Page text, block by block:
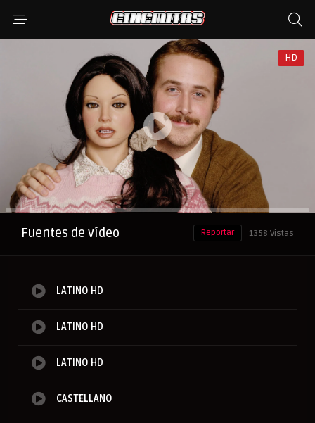
HD
Anuncio
Fuentes de vídeo 1358 Vistas
Reportar
LATINO HD
LATINO HD
LATINO HD
CASTELLANO